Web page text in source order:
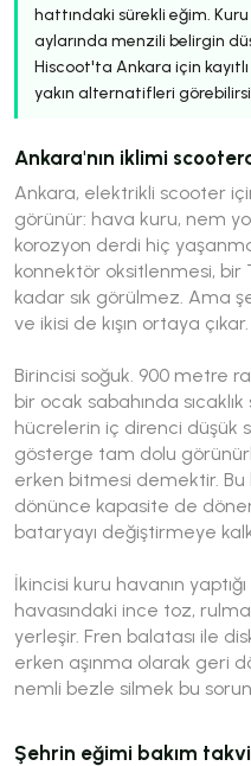
hattındaki sürekli eğim.
aylarında menzili belirgin
Hiscoot'ta Ankara için
yakın alternatifleri
Ankara'nın iklimi
Ankara, elektrikli scooter
görünür: hava kuru, nem
korozyon derdi hiç
konnektör oksitlenmesi,
kadar sık görülmez. Ama
ve ikisi de kışın ortaya çıkar.
Birincisi soğuk. 900 metre
bir ocak sabahında sıcaklık
hücrelerin iç direnci düşük
gösterge tam dolu
erken bitmesi demektir. Bu
dönünce kapasite de
bataryayı değiştirmeye
İkincisi kuru havanın
havasındaki ince toz,
yerleşir. Fren balatası ile
erken aşınma olarak geri
nemli bezle silmek bu
Şehrin eğimi bakım